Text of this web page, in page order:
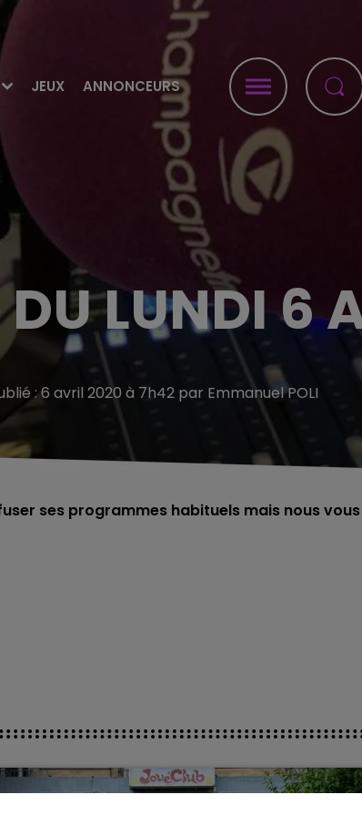
JEUX ANNONCEURS
DU LUNDI 6
: 6 avril 2020 à 7h42 par Emmanuel POLI
ses programmes habituels mais nous vous